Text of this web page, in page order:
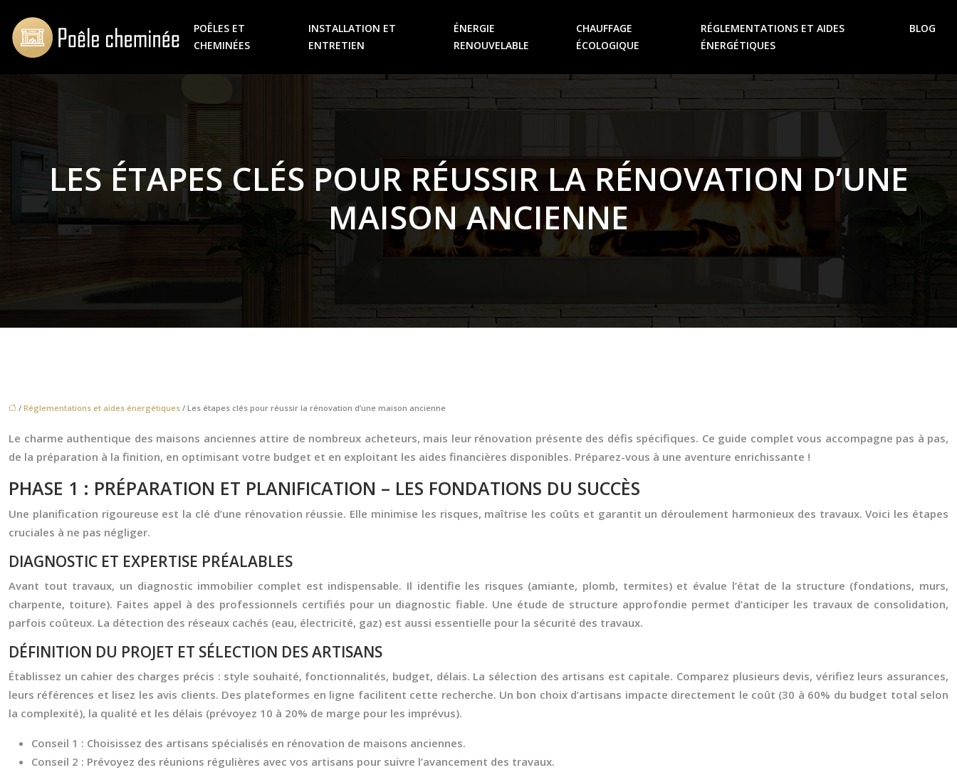
POÊLES ET
CHEMINÉES
INSTALLATION ET
ENTRETIEN
ÉNERGIE
RENOUVELABLE
CHAUFFAGE
ÉCOLOGIQUE
RÉGLEMENTATIONS ET AIDES
ÉNERGÉTIQUES
BLOG
LES ÉTAPES CLÉS POUR RÉUSSIR LA RÉNOVATION D’UNE
MAISON ANCIENNE
/ Réglementations et aides énergétiques / Les étapes clés pour réussir la rénovation d’une maison ancienne
Le charme authentique des maisons anciennes attire de nombreux acheteurs, mais leur rénovation présente des défis spécifiques. Ce guide complet vous accompagne pas à pas,
de la préparation à la finition, en optimisant votre budget et en exploitant les aides financières disponibles. Préparez-vous à une aventure enrichissante !
PHASE 1 : PRÉPARATION ET PLANIFICATION – LES FONDATIONS DU SUCCÈS
Une planification rigoureuse est la clé d’une rénovation réussie. Elle minimise les risques, maîtrise les coûts et garantit un déroulement harmonieux des travaux. Voici les étapes
cruciales à ne pas négliger.
DIAGNOSTIC ET EXPERTISE PRÉALABLES
Avant tout travaux, un diagnostic immobilier complet est indispensable. Il identifie les risques (amiante, plomb, termites) et évalue l’état de la structure (fondations, murs,
charpente, toiture). Faites appel à des professionnels certifiés pour un diagnostic fiable. Une étude de structure approfondie permet d’anticiper les travaux de consolidation,
parfois coûteux. La détection des réseaux cachés (eau, électricité, gaz) est aussi essentielle pour la sécurité des travaux.
DÉFINITION DU PROJET ET SÉLECTION DES ARTISANS
Établissez un cahier des charges précis : style souhaité, fonctionnalités, budget, délais. La sélection des artisans est capitale. Comparez plusieurs devis, vérifiez leurs assurances,
leurs références et lisez les avis clients. Des plateformes en ligne facilitent cette recherche. Un bon choix d’artisans impacte directement le coût (30 à 60% du budget total selon
la complexité), la qualité et les délais (prévoyez 10 à 20% de marge pour les imprévus).
Conseil 1 : Choisissez des artisans spécialisés en rénovation de maisons anciennes.
Conseil 2 : Prévoyez des réunions régulières avec vos artisans pour suivre l’avancement des travaux.